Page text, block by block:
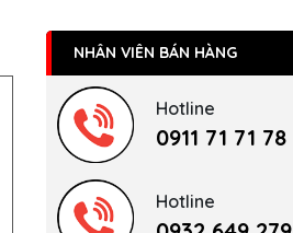
NHÂN VIÊN BÁN HÀNG
Hotline
0911 71 71 78
Hotline